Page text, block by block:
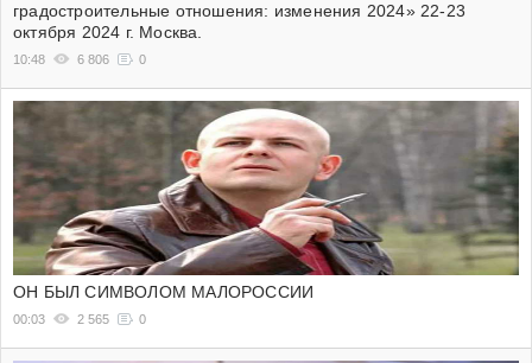
градостроительные отношения: изменения 2024» 22-23
октября 2024 г. Москва.
10:48 6 806 0
ОН БЫЛ СИМВОЛОМ МАЛОРОССИИ
00:03 2 565 0